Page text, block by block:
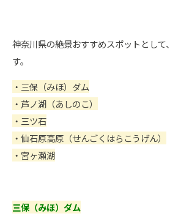
神奈川県の絶景おすすめスポットとして
す。
・三保（みほ）ダム
・芦ノ湖（あしのこ）
・三ツ石
・仙石原高原（せんごくはらこうげん）
・宮ヶ瀬湖
三保（みほ）ダム